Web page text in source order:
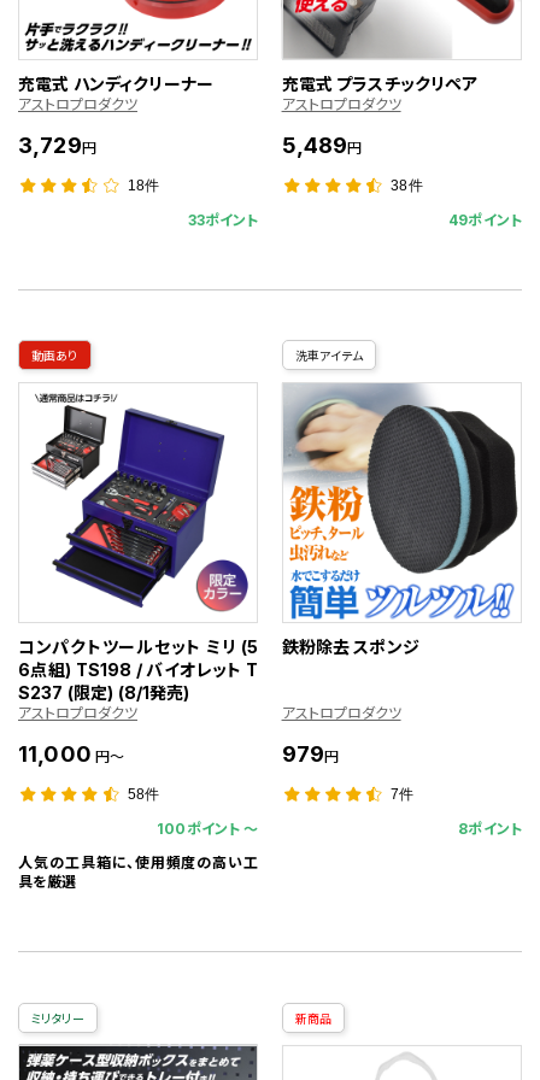
充電式 ハンディクリーナー
アストロプロダクツ
3,729円
18件
33ポイント
充電式 プラスチックリペア
アストロプロダクツ
5,489円
38件
49ポイント
動画あり
コンパクトツールセット ミリ (5
6点組) TS198 / バイオレット T
S237 (限定) (8/1発売)
アストロプロダクツ
11,000 円～
58件
100ポイント 〜
人気の工具箱に、使用頻度の高い工
具を厳選
洗車アイテム
鉄粉除去 スポンジ
アストロプロダクツ
979円
7件
8ポイント
ミリタリー 新商品